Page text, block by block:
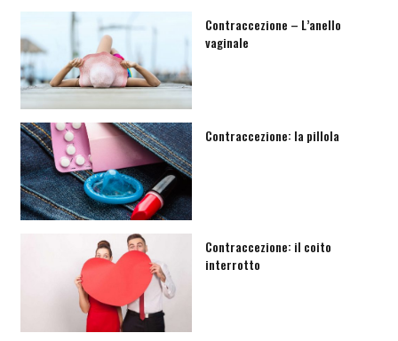
Contraccezione – L’anello
vaginale
Contraccezione: la pillola
Contraccezione: il coito
interrotto